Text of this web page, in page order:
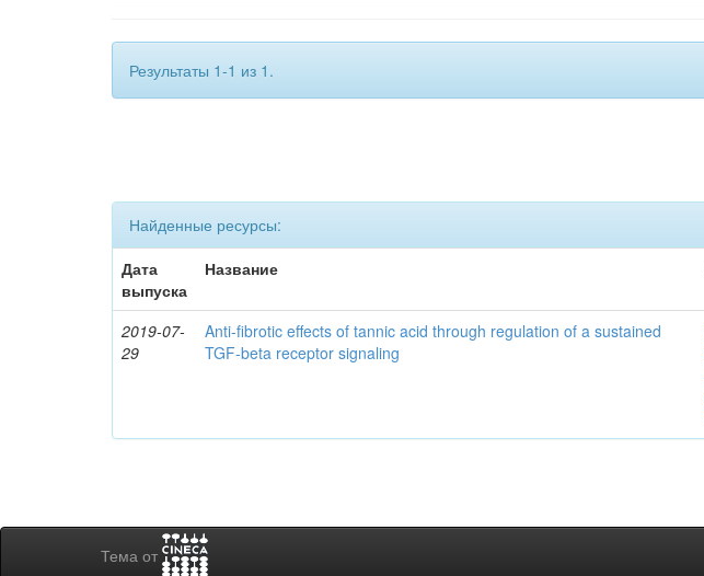
Результаты 1-1 из 1.
Найденные ресурсы:
Дата
выпуска
Название
2019-07-
29
Anti-fibrotic effects of tannic acid through regulation of a sustained
TGF-beta receptor signaling
Тема от